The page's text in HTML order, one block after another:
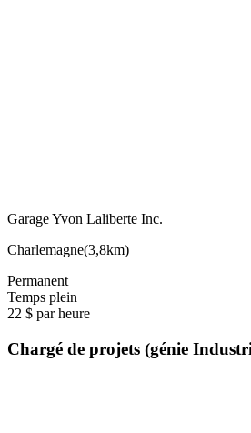
Garage Yvon Laliberte Inc.
Charlemagne(3,8km)
Permanent
Temps plein
22 $ par heure
Chargé de projets (génie